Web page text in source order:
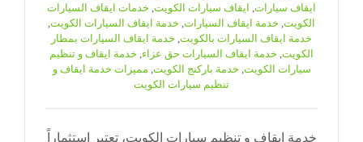
ايقاف سيارات, ايقاف سيارات الكويت, خدمات ايقاف السيارات
الكويت, خدمة ايقاف السيارات, خدمة ايقاف السيارات الكويت,
خدمة ايقاف السيارات بالكويت, خدمة ايقاف السيارات بمطار
الكويت, خدمة ايقاف السيارات حق عزاء, خدمة ايقاف و تنظيم
سيارات الكويت, خدمة باركنج الكويت, مميزات خدمة ايقاف و
تنظيم سيارات الكويت
خدمة ايقاف و تنظيم سيارات الكويت، تعتبر استثماراً